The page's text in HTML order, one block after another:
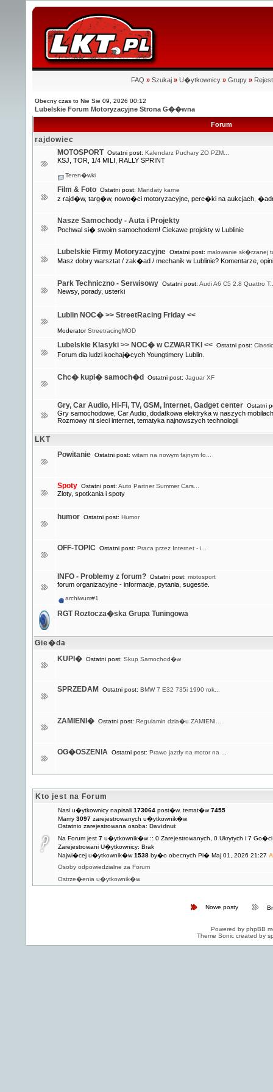
FAQ » Szukaj » U�ytkownicy » Grupy »
Obecny czas to Nie Sie 09, 2026 00:12
Lubelskie Forum Motoryzacyjne Strona G��wna
Forum
rajdowiec
MOTOSPORT Ostatni post: Kalendarz Puchary ZO PZM...
KSJ, TOR, 1/4 MILI, RALLY SPRINT
Teren�wki
Film & Foto Ostatni post: Mandaty karne
z rajd�w, targ�w, nowo�ci motoryzacyjne, pere�ki na aukcjach,
Nasze Samochody - Auta i Projekty
Pochwal si� swoim samochodem! Ciekawe projekty w Lublinie
Lubelskie Firmy Motoryzacyjne Ostatni post: malowanie sk�rzanej
Masz dobry warsztat / zak�ad / mechanik w Lublinie? Komentarze,
Park Techniczno - Serwisowy Ostatni post: Audi A6 C5 2.8 Quattro
Newsy, porady, usterki
Lublin NOC� >> StreetRacing Friday <<
ModeratorStreetracingMOD
Lubelskie Klasyki >> NOC� w CZWARTKI << Ostatni post:
Forum dla ludzi kochaj�cych Youngtimery Lublin.
Chc� kupi� samoch�d Ostatni post: Jaguar XF
Gry, Car Audio, Hi-Fi, TV, GSM, Internet, Gadget center Ostatni
Gry samochodowe, Car Audio, dodatkowa elektryka w naszych
Rozmowy nt sieci internet, tematyka najnowszych technologii
LKT
Powitanie Ostatni post: witam na nowym fajnym fo...
Spoty Ostatni post: Auto Partner Summer Cars...
Zloty, spotkania i spoty
humor Ostatni post: Humor
OFF-TOPIC Ostatni post: Praca przez Internet - i...
INFO - Problemy z forum? Ostatni post: motosport
forum organizacyjne - informacje, pytania, sugestie.
archiwum#1
RGT Roztocza�ska Grupa Tuningowa
Gie�da
KUPI� Ostatni post: Skup Samochod�w
SPRZEDAM Ostatni post: BMW 7 E32 735i 1990 rok...
ZAMIENI� Ostatni post: Regulamin dzia�u ZAMIENI...
OG�OSZENIA Ostatni post: Prawo jazdy na motor na ...
Kto jest na Forum
Nasi u�ytkownicy napisali 173064 post�w, temat�w7455
Mamy 3097 zarejestrowanych u�ytkownik�w
Ostatnio zarejestrowana osoba: Davidnut
Na Forum jest 7 u�ytkownik�w :: 0 Zarejestrowanych, 0 Ukrytych i 7 Go�ci
Zarejestrowani U�ytkownicy: Brak
Najwi�cej u�ytkownik�w1538 by�o obecnych Pi� Maj 01, 2026 21:27
Osoby odpowiedzialne za Forum
Ostrze�enia u�ytkownik�w
Nowe posty
Powered by phpBB
Theme Sonic created by